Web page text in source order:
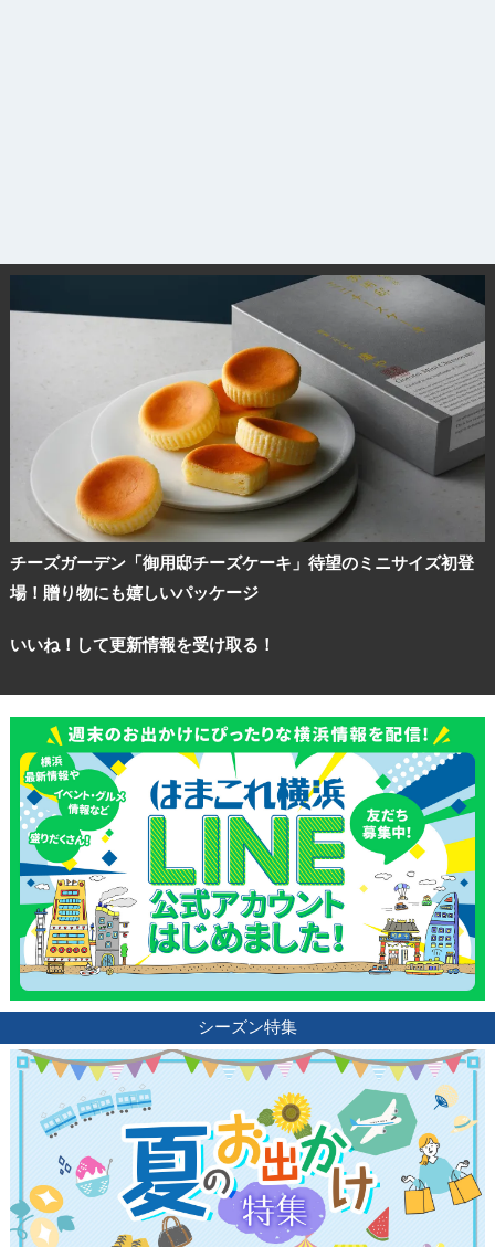
チーズガーデン「御用邸チーズケーキ」待望のミニサイズ初登
場！贈り物にも嬉しいパッケージ
いいね！して更新情報を受け取る！
シーズン特集